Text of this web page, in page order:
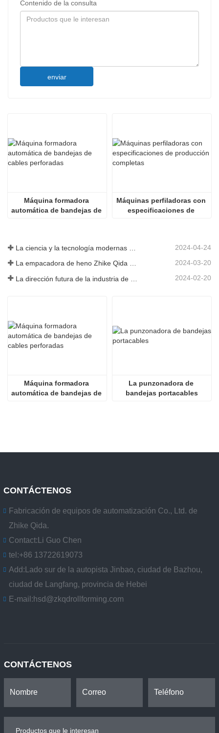
Contenido de la consulta
enviar
Máquina formadora
automática de bandejas de
Máquinas perfiladoras con
especificaciones de
2024-04-24
La empacadora de heno Zhike Qida debutó en la exposición de maquinaria agrícola de Heilongjiang 2024-03-20
2024-02-20
Máquina formadora
automática de bandejas de
La punzonadora de
bandejas portacables
CONTÁCTENOS
Fabricación de equipos de automatización Co., Ltd. de
Zhike Qida.
Contact: Li Guo Chen
tel:+86 13722619073
Add: Lado sur de la autopista Jinbao, ciudad de Bazhou,
ciudad de Langfang, provincia de Hebei
E-mail: hsd@zkqdrollforming.com
CONTÁCTENOS